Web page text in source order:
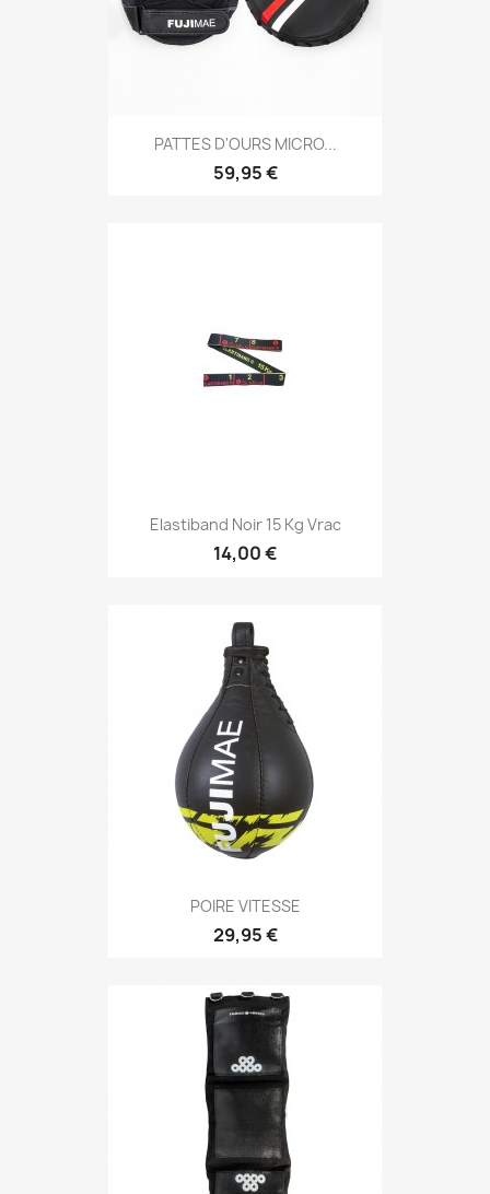
Aperçu rapide
PATTES D'OURS MICRO...
59,95 €
Aperçu rapide
Elastiband Noir 15 Kg Vrac
14,00 €
Aperçu rapide
POIRE VITESSE
29,95 €